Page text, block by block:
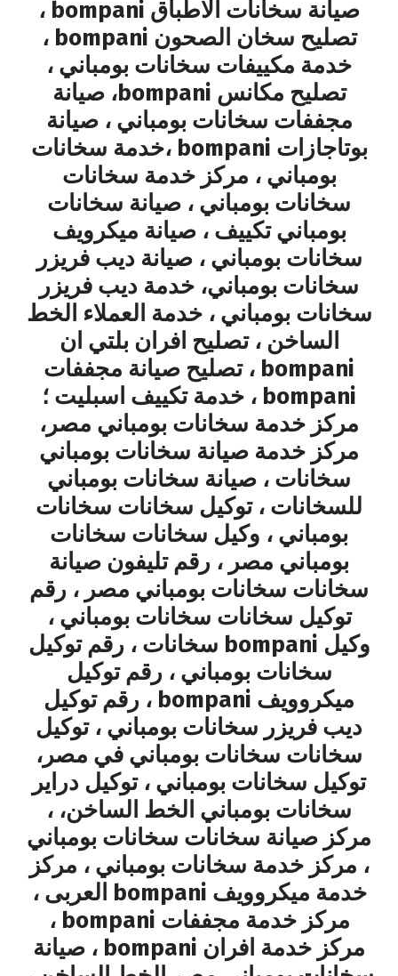
صيانة سخانات الاطباق bompani ،
تصليح سخان الصحون bompani ،
خدمة مكييفات سخانات بومباني ،
تصليح مكانس bompani، صيانة
مجففات سخانات بومباني ، صيانة
بوتاجازات bompani ،خدمة سخانات
بومباني ، مركز خدمة سخانات
سخانات بومباني ، صيانة سخانات
بومباني تكييف ، صيانة ميكرويف
سخانات بومباني ، صيانة ديب فريزر
سخانات بومباني، خدمة ديب فريزر
سخانات بومباني ، خدمة العملاء الخط
الساخن ، تصليح افران بلتي ان
bompani ، تصليح صيانة مجففات
bompani ، خدمة تكييف اسبليت ؛
مركز خدمة سخانات بومباني مصر،
مركز خدمة صيانة سخانات بومباني
سخانات ، صيانة سخانات بومباني
للسخانات ، توكيل سخانات سخانات
بومباني ، وكيل سخانات سخانات
بومباني مصر ، رقم تليفون صيانة
سخانات سخانات بومباني مصر ، رقم
توكيل سخانات سخانات بومباني ،
وكيل bompani سخانات ، رقم توكيل
سخانات بومباني ، رقم توكيل
ميكروويف bompani ، رقم توكيل
ديب فريزر سخانات بومباني ، توكيل
سخانات سخانات بومباني في مصر،
توكيل سخانات بومباني ، توكيل دراير
سخانات بومباني الخط الساخن، ،
مركز صيانة سخانات سخانات بومباني
، مركز خدمة سخانات بومباني ، مركز
خدمة ميكروويف bompani العربى ،
مركز خدمة مجففات bompani ،
مركز خدمة افران bompani ، صيانة